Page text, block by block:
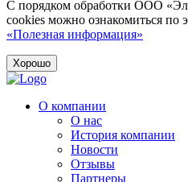
С порядком обработки ООО
cookies можно ознакомиться по
«Полезная информация»
Хорошо
О компании
О нас
История компании
Новости
Отзывы
Партнеры